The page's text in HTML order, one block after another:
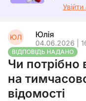
ЮЛ Юлія
04.06.2026 |
ВІДПОВІДЬ НАДАНО
Чи потрібно
на
відомості